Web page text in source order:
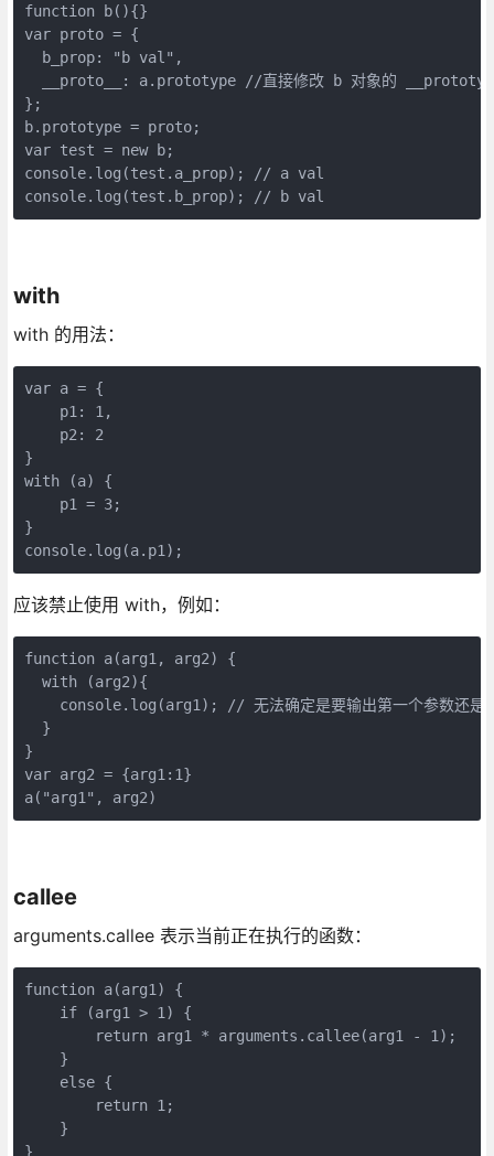
function b(){}
var proto = {
  b_prop: "b val",
__proto__: a.prototype //直接修改 b 对象的
};
b.prototype = proto;
var test = new b;
console.log(test.a_prop); // a val
console.log(test.b_prop); // b val
with
with 的用法：
var a = {
    p1: 1,
    p2: 2
}
with (a) {
    p1 = 3;
}
console.log(a.p1);
应该禁止使用 with，例如：
function a(arg1, arg2) {
  with (arg2){
console.log(arg1); // 无法确定是要输出第一个参数还是
  }
}
var arg2 = {arg1:1}
a("arg1", arg2)
callee
arguments.callee 表示当前正在执行的函数：
function a(arg1) {
    if (arg1 > 1) {
        return arg1 * arguments.callee(arg1 - 1);
    }
    else {
        return 1;
    }
}